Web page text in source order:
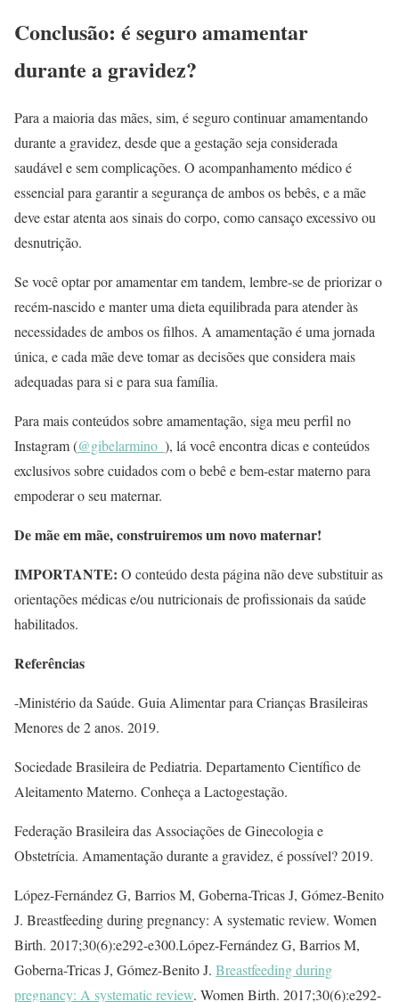
Conclusão: é seguro amamentar
durante a gravidez?
Para a maioria das mães, sim, é seguro continuar amamentando
durante a gravidez, desde que a gestação seja considerada
saudável e sem complicações. O acompanhamento médico é
essencial para garantir a segurança de ambos os bebês, e a mãe
deve estar atenta aos sinais do corpo, como cansaço excessivo ou
desnutrição.
Se você optar por amamentar em tandem, lembre-se de priorizar o
recém-nascido e manter uma dieta equilibrada para atender às
necessidades de ambos os filhos. A amamentação é uma jornada
única, e cada mãe deve tomar as decisões que considera mais
adequadas para si e para sua família.
Para mais conteúdos sobre amamentação, siga meu perfil no
Instagram (@gibelarmino_ ), lá você encontra dicas e conteúdos
exclusivos sobre cuidados com o bebê e bem-estar materno para
empoderar o seu maternar.
De mãe em mãe, construiremos um novo maternar!
IMPORTANTE: O conteúdo desta página não deve substituir as
orientações médicas e/ou nutricionais de profissionais da saúde
habilitados.
Referências
-Ministério da Saúde. Guia Alimentar para Crianças Brasileiras
Menores de 2 anos. 2019.
Sociedade Brasileira de Pediatria. Departamento Científico de
Aleitamento Materno. Conheça a Lactogestação.
Federação Brasileira das Associações de Ginecologia e
Obstetrícia. Amamentação durante a gravidez, é possível? 2019.
López-Fernández G, Barrios M, Goberna-Tricas J, Gómez-Benito
J. Breastfeeding during pregnancy: A systematic review. Women
Birth. 2017;30(6):e292-e300.López-Fernández G, Barrios M,
Goberna-Tricas J, Gómez-Benito J. Breastfeeding during
pregnancy: A systematic review. Women Birth. 2017;30(6):e292-